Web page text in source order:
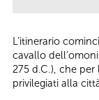
L’itinerario
cavallo
275 d.C.), che
privilegiati alla